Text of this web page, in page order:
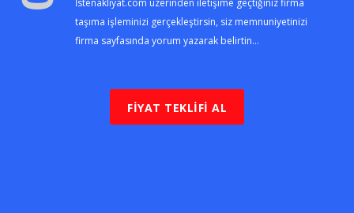
İstenakliyat.com üzerinden iletişime geçtiğiniz firma
taşıma işleminizi gerçekleştirsin, siz memnuniyetinizi
firma sayfasında yorum yazarak belirtin...
FİYAT TEKLİFİ AL